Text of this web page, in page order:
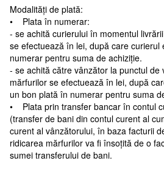
Modalități de plată:
• Plata în numerar:
- se achită curierului în momentul
se efectuează în lei, după care curierul
numerar pentru suma de achiziție.
- se achită către vânzător la punctul de
mărfurilor se efectuează în lei, după
un bon plată în numerar pentru suma
• Plata prin transfer bancar în contul
(transfer de bani din contul curent al
curent al vânzătorului, în baza facturii
ridicarea mărfurilor va fi însoțită de o
sumei transferului de bani.